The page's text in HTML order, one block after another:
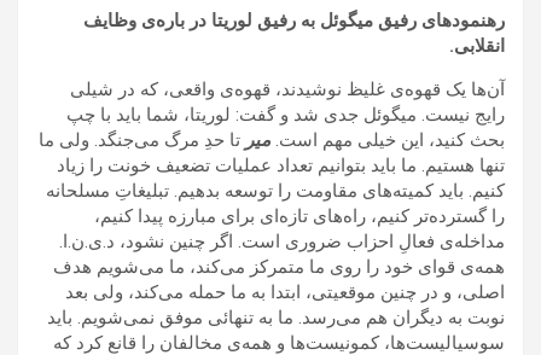
رهنمودهای رفیق میگوئل به رفیق لوریتا در باره‌ی وظایف
انقلابی.
آن‌ها یک قهوه‌ی غلیظ نوشیدند، قهوه‌‌ی واقعی، که در شیلی
رایج نیست. میگوئل جدی شد و گفت: لوریتا، شما باید با چپ
بحث کنید، این خیلی مهم است. میر تا حدِ مرگ می‌جنگد. ولی ما
تنها هستیم. ما باید بتوانیم تعداد عملیات تضعیف خونت را زیاد
کنیم. باید کمیته‌های مقاومت را توسعه بدهیم. تبلیغاتِ مسلحانه
را گسترده‌تر کنیم، راه‌های تازه‌ای برای مبارزه پیدا کنیم،
مداخله‌ی فعالِ احزاب ضروری است. اگر چنین نشود، د.ی.ن.ا.
همه‌ی قوای خود را روی ما متمرکز می‌کند، ما می‌شویم هدف
اصلی، و در چنین موقعیتی، ابتدا به ما حمله می‌کند، ولی بعد
نوبت به دیگران هم می‌رسد. ما به تنهائی موفق نمی‌شویم. باید
سوسیالیست‌ها، کمونیست‌ها و همه‌ی مخالفان را قانع کرد که